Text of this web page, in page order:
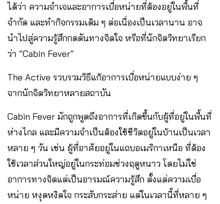
ได้ว่า ความจำเจและอาการเบื่อหน่ายที่ต้องอยู่ในพื้นที่
จำกัด และทำกิจกรรมเดิม ๆ ต่อเนื่องเป็นเวลานาน อาจ
นำไปสู่ความรู้สึกกดดันทางจิตใจ หรือที่นักจิตวิทยาเรียก
ว่า “Cabin Fever”
The Active รวบรวมวิธีแก้อาการเบื่อหน่ายแบบง่าย ๆ
จากนักจิตวิทยาหลายสถาบัน
Cabin Fever มักถูกพูดถึงอาการที่เกิดขึ้นกับผู้ที่อยู่ในพื้นที่
ห่างไกล และมีความจำเป็นต้องใช้ชีวิตอยู่ในบ้านเป็นเวลา
หลาย ๆ วัน เช่น ผู้ที่อาศัยอยู่ในแถบอเมริกาเหนือ ที่ต้อง
ใช้เวลาส่วนใหญ่อยู่ในกระท่อมช่วงฤดูหนาว โดยไม่ใช่
อาการทางจิตแต่เป็นอารมณ์ความรู้สึก ตั้งแต่ความเบื่อ
หน่าย หงุดหงิดใจ กระสับกระส่าย แต่ในเวลานี้ที่หลาย ๆ